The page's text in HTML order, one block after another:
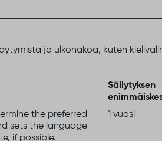
ja ulkonäköä, kuten
Säilytyksen
the preferred
sets the language
if possible.
1 vuosi